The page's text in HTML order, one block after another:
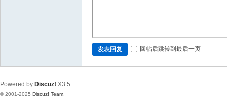
发表回复 回帖后跳转到最后一页
Powered by Discuz! X3.5
© 2001-2025 Discuz! Team